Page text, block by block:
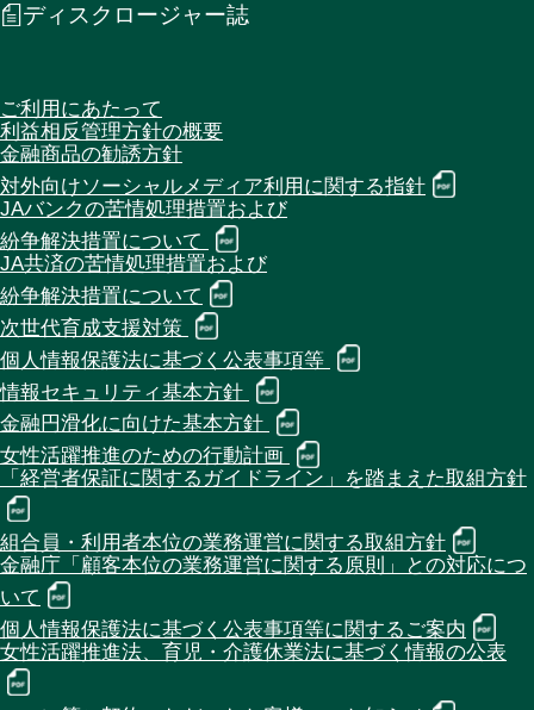
ディスクロージャー誌
ご利用にあたって
利益相反管理方針の概要
金融商品の勧誘方針
対外向けソーシャルメディア利用に関する指針
JAバンクの苦情処理措置および
紛争解決措置について
JA共済の苦情処理措置および
紛争解決措置について
次世代育成支援対策
個人情報保護法に基づく公表事項等
情報セキュリティ基本方針
金融円滑化に向けた基本方針
女性活躍推進のための行動計画
「経営者保証に関するガイドライン」を踏まえた取組方針
組合員・利用者本位の業務運営に関する取組方針
金融庁「顧客本位の業務運営に関する原則」との対応につ
いて
個人情報保護法に基づく公表事項等に関するご案内
女性活躍推進法、育児・介護休業法に基づく情報の公表